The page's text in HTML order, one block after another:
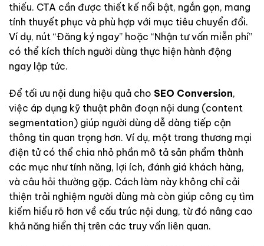
thiếu. CTA cần được thiết kế nổi bật, ngắn gọn, mang
tính thuyết phục và phù hợp với mục tiêu chuyển đổi.
Ví dụ, nút “Đăng ký ngay” hoặc “Nhận tư vấn miễn phí”
có thể kích thích người dùng thực hiện hành động
ngay lập tức.
Để tối ưu nội dung hiệu quả cho SEO Conversion,
việc áp dụng kỹ thuật phân đoạn nội dung (content
segmentation) giúp người dùng dễ dàng tiếp cận
thông tin quan trọng hơn. Ví dụ, một trang thương mại
điện tử có thể chia nhỏ phần mô tả sản phẩm thành
các mục như tính năng, lợi ích, đánh giá khách hàng,
và câu hỏi thường gặp. Cách làm này không chỉ cải
thiện trải nghiệm người dùng mà còn giúp công cụ tìm
kiếm hiểu rõ hơn về cấu trúc nội dung, từ đó nâng cao
khả năng hiển thị trên các truy vấn liên quan.